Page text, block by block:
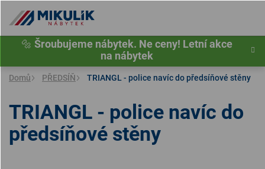
obsah
🔩 Šroubujeme nábytek. Ne ceny! Letní akce
na nábytek
Domů PŘEDSÍŇ TRIANGL - police navíc do předsíňové stěny
TRIANGL - police navíc do
předsíňové stěny